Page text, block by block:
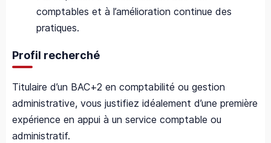
comptables et à l’amélioration continue des
pratiques.
Profil recherché
Titulaire d’un BAC+2 en comptabilité ou gestion
administrative, vous justifiez idéalement d’une première
expérience en appui à un service comptable ou
administratif.